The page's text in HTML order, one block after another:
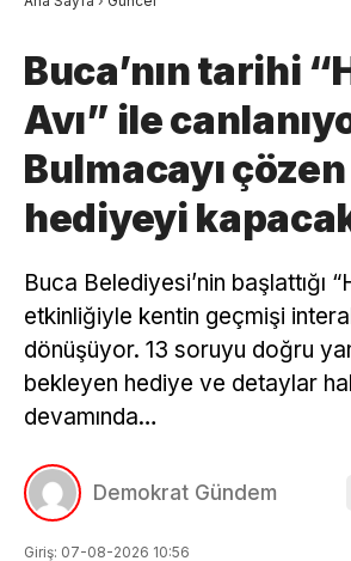
Buca’nın tarihi
Avı” ile
Bulmacayı çözen
hediyeyi
Buca Belediyesi’nin başlattığı
etkinliğiyle kentin geçmişi
dönüşüyor. 13 soruyu doğru
bekleyen hediye ve detaylar
devamında…
Demokrat Gündem
Giriş: 07-08-2026 10:56